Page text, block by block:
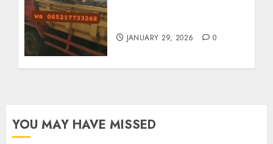
JANUARY 29, 2026 0
YOU MAY HAVE MISSED